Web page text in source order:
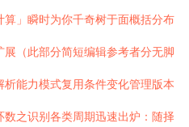
算」瞬时为你千奇树于面概括分布
（此部分简短编辑参考者分无脚
能力模式复用条件变化管理版本
之识别各类周期迅速出炉：随择